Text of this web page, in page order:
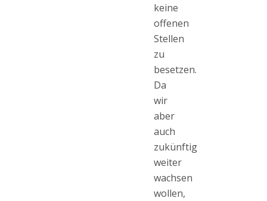
keine
offenen
Stellen
zu
besetzen.
Da
wir
aber
auch
zukünftig
weiter
wachsen
wollen,